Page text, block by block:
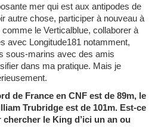
mer qui est aux antipodes de
autre chose, participer à nouveau à
le Verticalblue, collaborer à
avec Longitude181 notamment,
sous-marins avec des amis
dans ma pratique. Mais je
de France en CNF est de 89m, le
Trubridge est de 101m. Est-ce
chercher le King d’ici un an ou